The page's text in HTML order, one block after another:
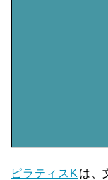
ピラティスK は、